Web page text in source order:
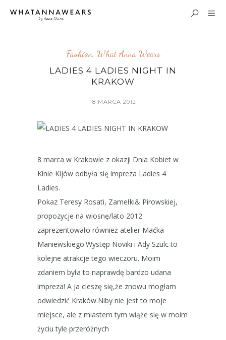
Fashion, What Anna Wears
LADIES 4 LADIES NIGHT IN
KRAKOW
18 MARCA 2012
8 marca w Krakowie z okazji Dnia Kobiet w
Kinie Kijów odbyła się impreza Ladies 4
Ladies.
Pokaz Teresy Rosati, Zamełki& Pirowskiej,
propozycje na wiosnę/lato 2012
zaprezentowało również atelier Maćka
Maniewskiego.Występ Noviki i Ady Szulc to
kolejne atrakcje tego wieczoru. Moim
zdaniem była to naprawdę bardzo udana
impreza! A ja cieszę się,że znowu mogłam
odwiedzić Kraków.Niby nie jest to moje
miejsce, ale z miastem tym wiąże się w moim
życiu tyle przeróżnych